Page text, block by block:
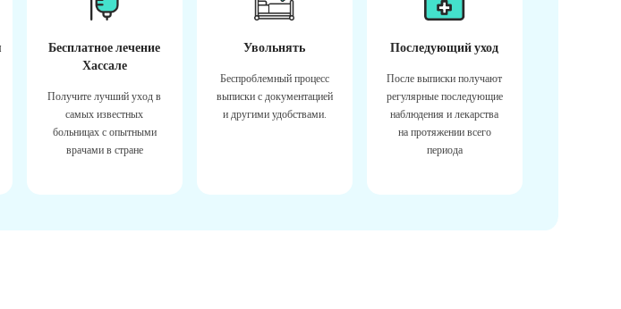
Бесплатное лечение
Хассале
Получите лучший уход в
самых известных
больницах с опытными
врачами в стране
Увольнять
Беспроблемный процесс
выписки с документацией
и другими удобствами.
Последующий уход
После выписки получают
регулярные последующие
наблюдения и лекарства
на протяжении всего
периода